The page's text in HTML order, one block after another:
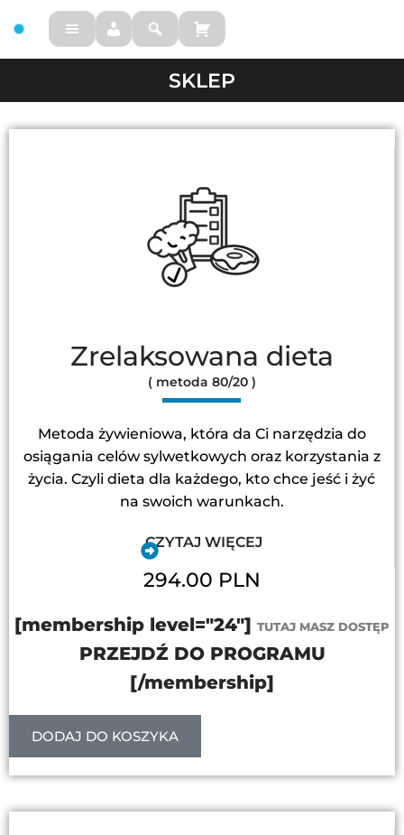
FM
SKLEP
Zrelaksowana dieta
( metoda 80/20 )
Metoda żywieniowa, która da Ci narzędzia do
osiągania celów sylwetkowych oraz korzystania z
życia. Czyli dieta dla każdego, kto chce jeść i żyć
na swoich warunkach.
CZYTAJ WIĘCEJ
294.00 PLN
[membership level="24"] TUTAJ MASZ DOSTĘP
PRZEJDŹ DO PROGRAMU
[/membership]
DODAJ DO KOSZYKA